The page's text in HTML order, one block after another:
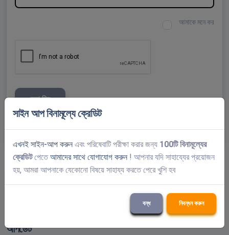
আমাকে মনে কর
জমা দিন
ব্রাউজার এক্সটেনশন উপলব্ধ
আপডেট
সাইন আপ বিনামূল্যে ক্রেডিট
এখনই সাইন-আপ করুন এবং পরিষেবাটি পরীক্ষা করার জন্য 100টি বিনামূল্যের
ক্রেডিটপেতেআমাদের সাথে যোগাযোগ করুন ! আপনার যদি সাহায্যের প্রয়োজন
হয়, আমরা আপনাকে যেকোনো বিষয়ে সাহায্য করতে পেরে খুশি হব
বন্ধ নিবন্ধন করুন